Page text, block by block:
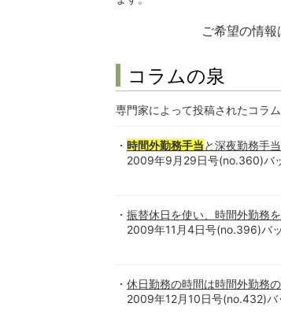
ご希望の情
コラムの泉
専門家によって投稿されたコラム
時間外勤務手当と深夜勤務手
2009年9月29日号(no.360)バ
振替休日を使い、時間外勤務
2009年11月4日号(no.396)バ
休日勤務の時間は時間外勤務
2009年12月10日号(no.432)